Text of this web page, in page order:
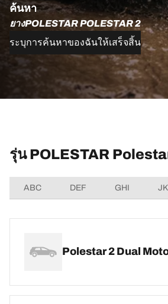
ค้นหา
ยางPOLESTAR POLESTAR 2
ระบุการค้นหาของฉันให้เสร็จสิ้น
รุ่น POLESTAR
ABC DEF GHI
Polestar 2 Dual